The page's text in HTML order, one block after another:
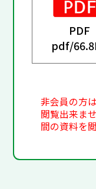
PDF
pdf/
非会員の方
閲覧出来ま
間の資料を